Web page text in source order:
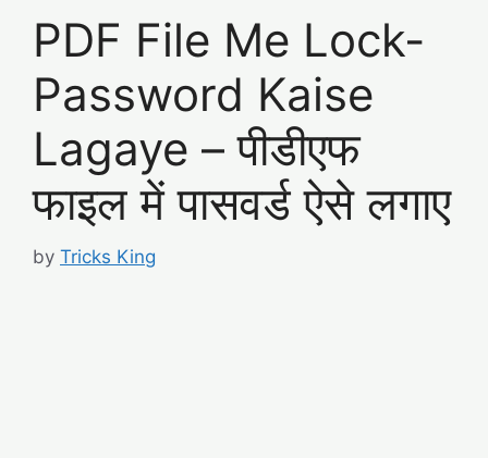
PDF File Me Lock-
Password Kaise
Lagaye – पीडीएफ
फाइल में पासवर्ड ऐसे लगाए
by Tricks King